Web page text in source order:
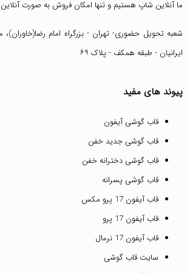
ما آنلاین شاپ هستیم و تنها امکان فروش به صورت
شعبه تحویل حضوری- تهران - بزرگراه امام رضا(خاوران)،
ایرانیان - طبقه همکف - پلاک ۶۹
پیوند های مفید
قاب گوشی آیفون
قاب گوشی جدید خفن
قاب گوشی دخترانه خفن
قاب گوشی پسرانه
قاب آیفون 17 پرو مکس
قاب آیفون 17 پرو
قاب آیفون 17 نرمال
سایت قاب گوشی